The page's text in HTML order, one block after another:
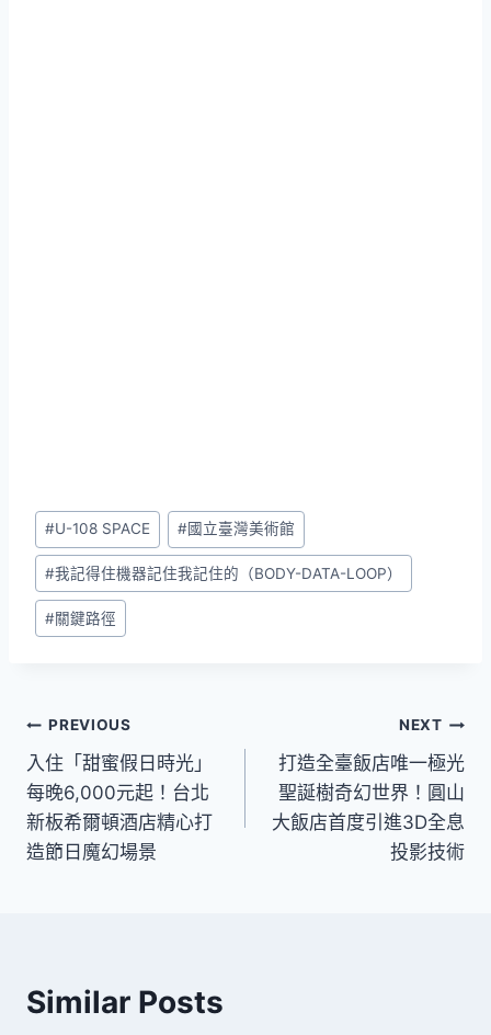
Post
Tags:
#U-108 SPACE #國立臺灣美術館
#我記得住機器記住我記住的（BODY-DATA-LOOP）
#關鍵路徑
文
章
導
覽
PREVIOUS
入住「甜蜜假日時光」
每晚6,000元起！台北
新板希爾頓酒店精心打
造節日魔幻場景
NEXT
打造全臺飯店唯一極光
聖誕樹奇幻世界！圓山
大飯店首度引進3D全息
投影技術
Similar Posts